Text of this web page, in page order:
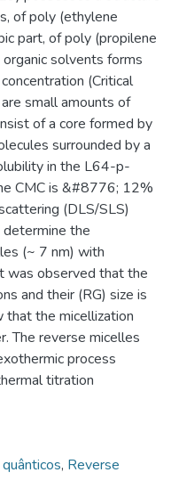
of poly (ethylene
part, of poly (propilene
solvents forms
(Critical
small amounts of
of a core formed by
surrounded by a
in the L64-p-
CMC is &#8776; 12%
(DLS/SLS)
the
(~ 7 nm) with
was observed that the
and their (RG) size is
that the micellization
The reverse micelles
process
titration
, Reverse